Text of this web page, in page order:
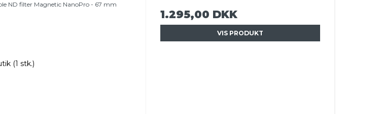
ND filter Magnetic NanoPro - 67 mm
(1 stk.)
1.295,00 DKK
VIS PRODUKT